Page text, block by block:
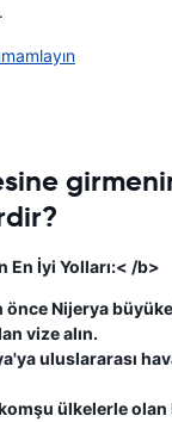
En İyi Yolları:< /b>
önce Nijerya
vize alın.
uluslararası
ülkelerle olan